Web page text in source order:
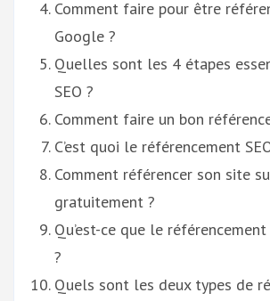
Comment faire pour être
Google ?
Quelles sont les 4 étapes
SEO ?
Comment faire un bon
C’est quoi le référencement
Comment référencer son site
gratuitement ?
Qu’est-ce que le
?
Quels sont les deux types de